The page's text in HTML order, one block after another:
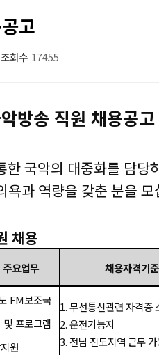
고
조회수 17455
방송 직원 채용공고
한 국악의 대중화를 담당
욕과 역량을 갖춘 분을
채용
주요업무 채용자격기준
FM보조국
및 프로그램
원
1. 무선통신관련 자격증
2.운전가능자
3. 전남 진도지역 근무